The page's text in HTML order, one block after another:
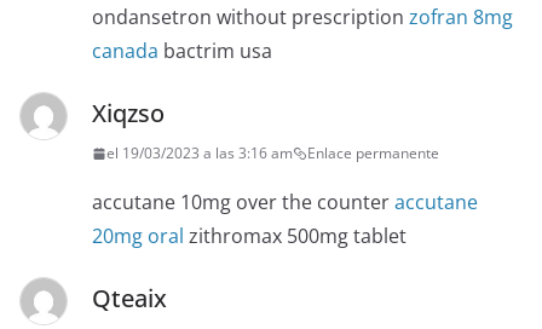
ondansetron without prescription zofran 8mg
canada bactrim usa
Xiqzso
el 19/03/2023 a las 3:16 am Enlace permanente
accutane 10mg over the counteraccutane
20mg oral zithromax 500mg tablet
Qteaix